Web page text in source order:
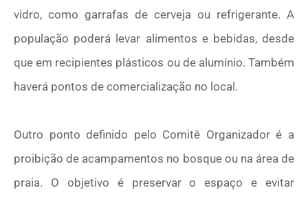
vidro, como garrafas de cerveja ou refrigerante. A
população poderá levar alimentos e bebidas, desde
que em recipientes plásticos ou de alumínio. Também
haverá pontos de comercialização no local.
Outro ponto definido pelo Comitê Organizador é a
proibição de acampamentos no bosque ou na área de
praia. O objetivo é preservar o espaço e evitar